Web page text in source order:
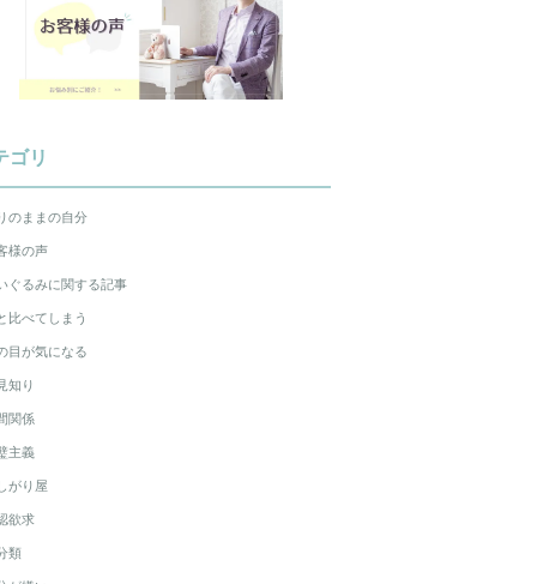
ゴリ
のままの自分
様の声
ぐるみに関する記事
比べてしまう
目が気になる
知り
関係
主義
がり屋
欲求
類